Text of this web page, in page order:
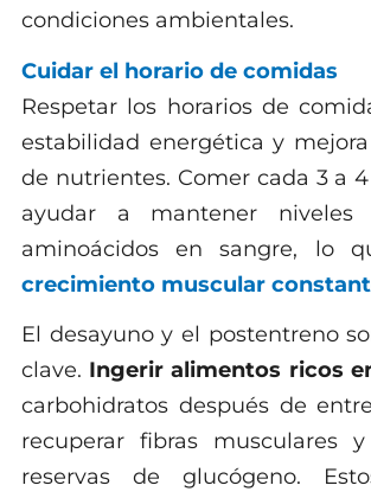
condiciones ambientales.
Cuidar el horario de comidas
Respetar los horarios de
estabilidad energética y
de nutrientes. Comer cada 3 a
ayudar a mantener niveles
aminoácidos en sangre, lo
crecimiento muscular
El desayuno y el postentreno
clave. Ingerir alimentos ricos
carbohidratos después de
recuperar fibras musculares
reservas de glucógeno.